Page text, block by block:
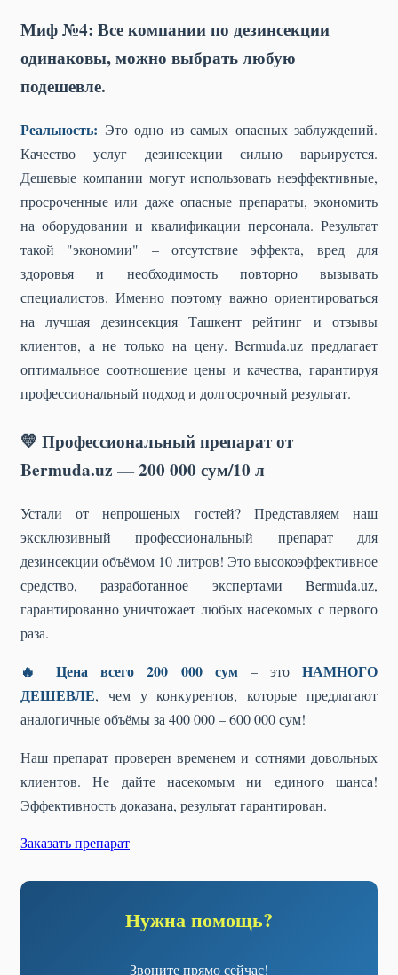
Миф №4: Все компании по дезинсекции
одинаковы, можно выбрать любую
подешевле.
Реальность: Это одно из самых опасных заблуждений.
Качество услуг дезинсекции сильно варьируется.
Дешевые компании могут использовать неэффективные,
просроченные или даже опасные препараты, экономить
на оборудовании и квалификации персонала. Результат
такой "экономии" – отсутствие эффекта, вред для
здоровья и необходимость повторно вызывать
специалистов. Именно поэтому важно ориентироваться
налучшая дезинсекция Ташкент рейтинг и отзывы
клиентов, а не только на цену. Bermuda.uz предлагает
оптимальное соотношение цены и качества, гарантируя
профессиональный подход и долгосрочный результат.
💛 Профессиональный препарат от
Bermuda.uz — 200 000 сум/10 л
Устали от непрошеных гостей? Представляем наш
эксклюзивный профессиональный препарат для
дезинсекции объёмом 10 литров! Это высокоэффективное
средство, разработанное экспертами Bermuda.uz,
гарантированно уничтожает любых насекомых с первого
раза.
🔥 Цена всего 200 000 сум– этоНАМНОГО
ДЕШЕВЛЕ, чем у конкурентов, которые предлагают
аналогичные объёмы за 400 000 – 600 000 сум!
Наш препарат проверен временем и сотнями довольных
клиентов. Не дайте насекомым ни единого шанса!
Эффективность доказана, результат гарантирован.
Заказать препарат
Нужна помощь?
Звоните прямо сейчас!